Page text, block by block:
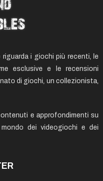
i giochi più recenti, le
esclusive e le recensioni
di giochi, un collezionista,
e approfondimenti su
dei videogiochi e dei